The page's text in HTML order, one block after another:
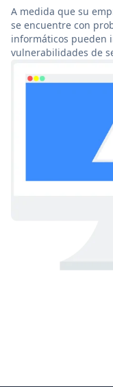
A medida que su
se encuentre con
informáticos pueden
vulnerabilidades de